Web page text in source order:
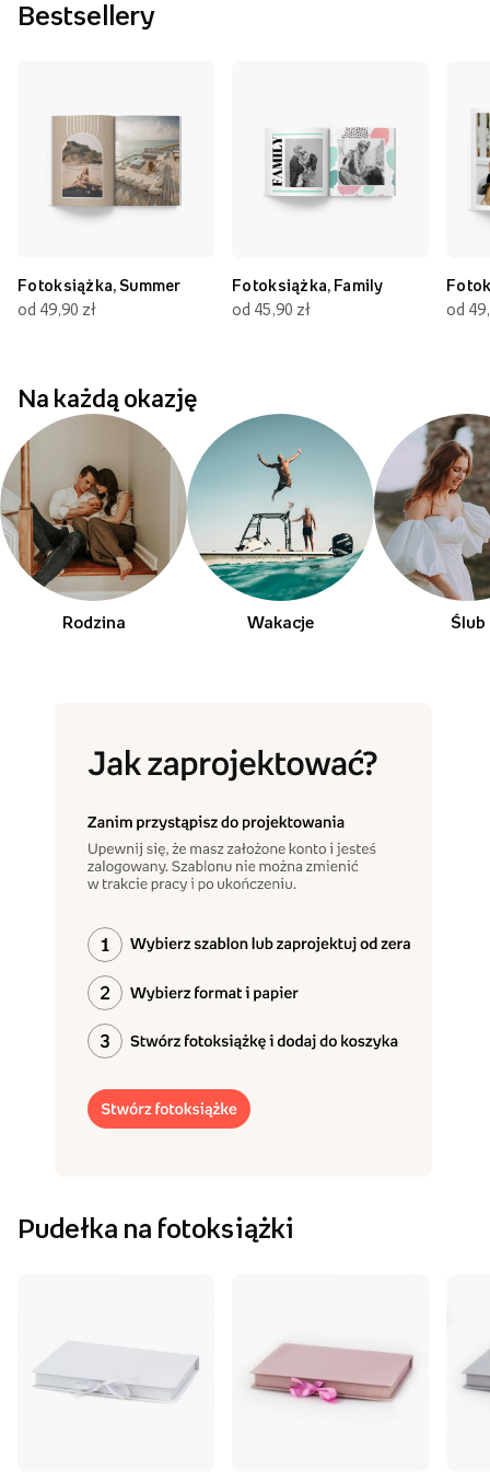
Bestsellery
Fotoksiążka, Summer
od 49,90 zł
Fotoksiążka, Family
od 45,90 zł
od
Na każdą okazję
Rodzina Wakacje Ślub
Pudełka na fotoksiążki